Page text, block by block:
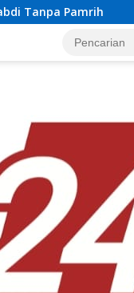
Tokoh Masyarakat